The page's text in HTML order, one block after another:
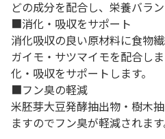
どの成分を配合し、栄養バラ
■消化・吸収をサポート
消化吸収の良い原材料に食物
ガイモ・サツマイモを配合し
化・吸収をサポートします。
■フン臭の軽減
米胚芽大豆発酵抽出物・樹木
ますのでフン臭が軽減されます